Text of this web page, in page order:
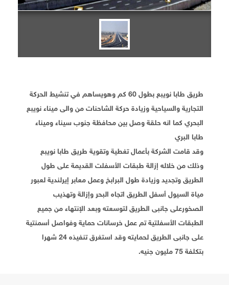
طريق طابا نويبع بطول 60 كم وهويساهم في تنشيط الحركة
التجارية والسياحية وزيادة حركة الشاحنات من والى ميناء نويبع
البحري كما انه حلقة وصل بين محافظة جنوب سيناء وميناء
طابا البري
وقد قامت الشركة بأعمال تغطية وتقوية طريق طابا نويبع
وذلك من خلاله إزالة طبقات الأسفلت القديمة على طول
الطريق وتجديد وزيادة طول البرابخ وعمل معابر إيرلندية لعبور
مياة السيول أسفل الطريق اتجاه البحر وإزالة وتهذيب
الصخورعلى جانبى الطريق لتوسعته وبعد الإنتهاء من جميع
الطبقات الأسفلتية تم عمل خرسانات حماية وفواصل أسمنتية
على جانبى الطريق لحمايته وقد استغرق تنفيذه 24 شهرا
بتكلفة 75 مليون جنيه.